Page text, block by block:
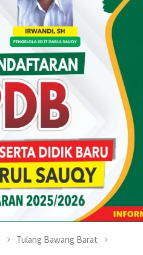
Tulang Bawang Barat